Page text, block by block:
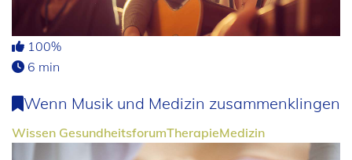
100%
6 min
Wenn Musik und Medizin zusammenklingen
Wissen GesundheitsforumTherapieMedizin